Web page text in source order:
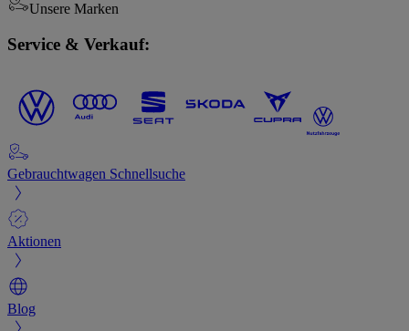
Unsere Marken
Service & Verkauf:
Gebrauchtwagen Schnellsuche
Aktionen
Blog